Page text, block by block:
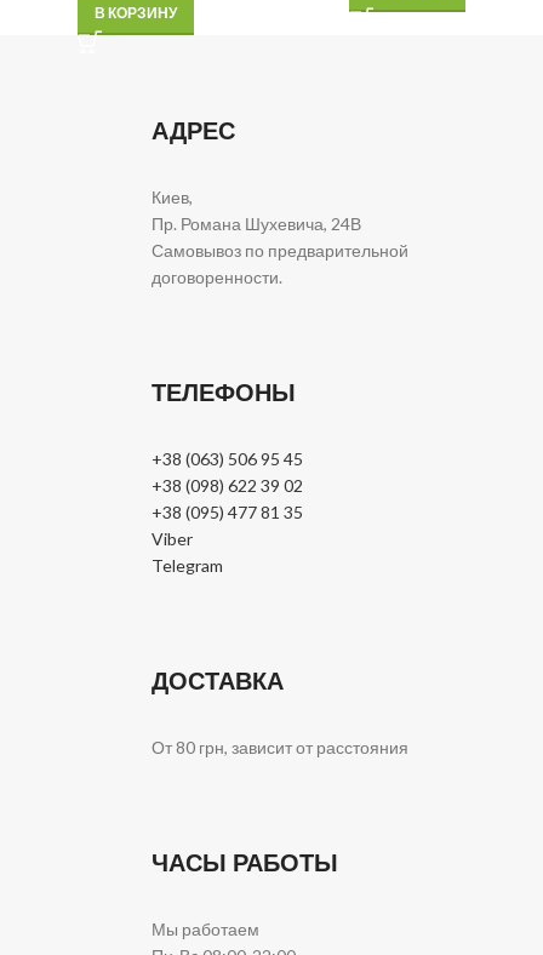
В КОРЗИНУ
АДРЕС
Киев,
Пр. Романа Шухевича, 24В
Самовывоз по предварительной
договоренности.
ТЕЛЕФОНЫ
+38 (063) 506 95 45
+38 (098) 622 39 02
+38 (095) 477 81 35
Viber
Telegram
ДОСТАВКА
От 80 грн, зависит от расстояния
ЧАСЫ РАБОТЫ
Мы работаем